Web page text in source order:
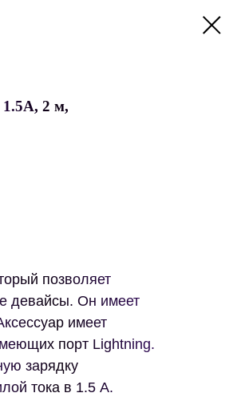
1.5А, 2 м,
позволяет
девайсы. Он имеет
имеет
порт Lightning.
зарядку
тока в 1.5 А.